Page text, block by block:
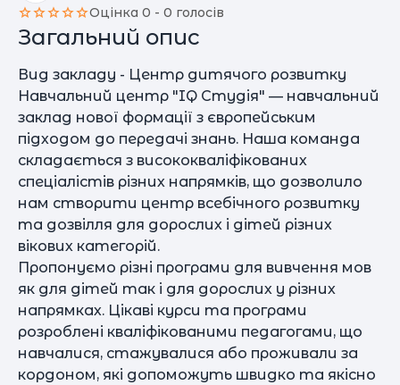
Оцінка 0 - 0 голосів
Загальний опис
Вид закладу - Центр дитячого розвитку
Навчальний центр "IQ Студія" — навчальний
заклад нової формації з європейським
підходом до передачі знань. Наша команда
складається з висококваліфікованих
спеціалістів різних напрямків, що дозволило
нам створити центр всебічного розвитку
та дозвілля для дорослих і дітей різних
вікових категорій.
Пропонуємо різні програми для вивчення мов
як для дітей так і для дорослих у різних
напрямках. Цікаві курси та програми
розроблені кваліфікованими педагогами, що
навчалися, стажувалися або проживали за
кордоном, які допоможуть швидко та якісно